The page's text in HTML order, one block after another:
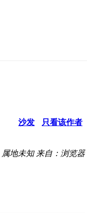
沙发 只看该作者
属地未知 来自：浏览器